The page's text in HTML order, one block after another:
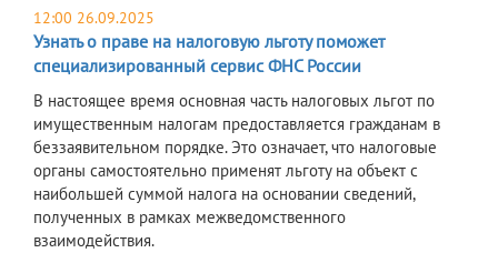
12:00 26.09.2025
Узнать о праве на налоговую льготу поможет
специализированный сервис ФНС России
В настоящее время основная часть налоговых льгот по
имущественным налогам предоставляется гражданам в
беззаявительном порядке. Это означает, что налоговые
органы самостоятельно применят льготу на объект с
наибольшей суммой налога на основании сведений,
полученных в рамках межведомственного
взаимодействия.